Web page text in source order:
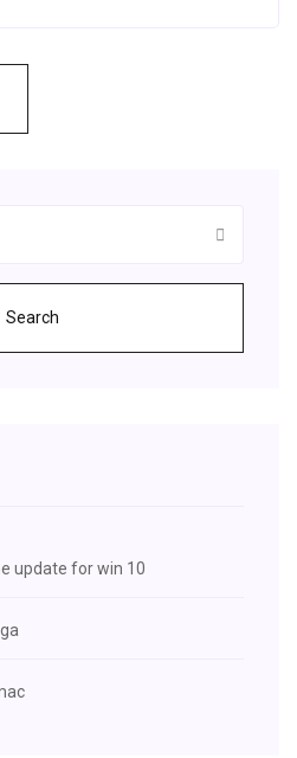
Search
update for win 10